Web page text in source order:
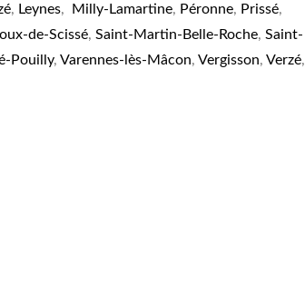
, Leynes, Milly-Lamartine, Péronne, Prissé,
de-Scissé, Saint-Martin-Belle-Roche, Saint-
Pouilly, Varennes-lès-Mâcon, Vergisson, Verzé,